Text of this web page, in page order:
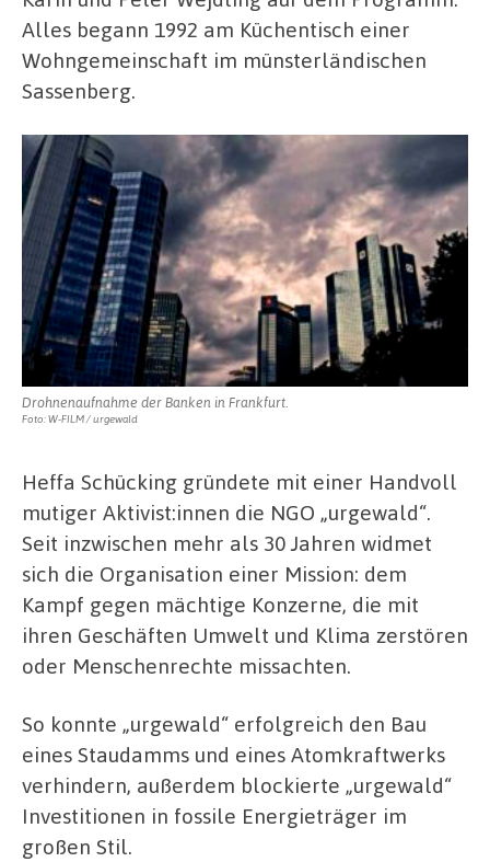
Alles begann 1992 am Küchentisch einer
Wohngemeinschaft im münsterländischen
Sassenberg.
Drohnenaufnahme der Banken in Frankfurt.
Foto: W-FILM / urgewald
Heffa Schücking gründete mit einer Handvoll
mutiger Aktivist:innen die NGO „urgewald“.
Seit inzwischen mehr als 30 Jahren widmet
sich die Organisation einer Mission: dem
Kampf gegen mächtige Konzerne, die mit
ihren Geschäften Umwelt und Klima zerstören
oder Menschenrechte missachten.
So konnte „urgewald“ erfolgreich den Bau
eines Staudamms und eines Atomkraftwerks
verhindern, außerdem blockierte „urgewald“
Investitionen in fossile Energieträger im
großen Stil.